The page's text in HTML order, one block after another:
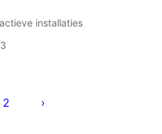
installaties
2